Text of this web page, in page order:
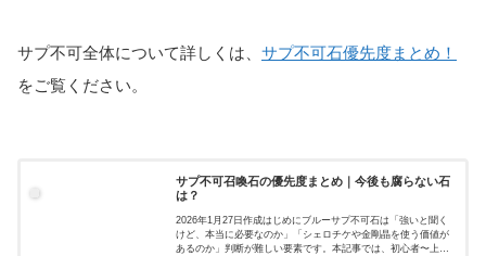
サプ不可全体について詳しくは、 サプ不可石優先度まとめ！
をご覧ください。
サプ不可召喚石の優先度まとめ｜今後も腐らない石
は？
2026年1月27日作成はじめにブルーサプ不可石は「強いと聞く
けど、本当に必要なのか」「シェロチケや金剛晶を使う価値が
あるのか」判断が難しい要素です。本記事では、初心者〜上級